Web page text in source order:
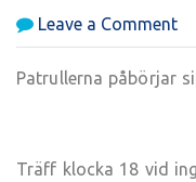
Leave a Commenton
Patrullerna påbörjar
Träff klocka 18 vid